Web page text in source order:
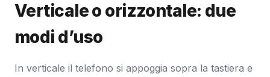
Verticale o orizzontale: due
modi d’uso
In verticale il telefono si appoggia sopra la tastiera e